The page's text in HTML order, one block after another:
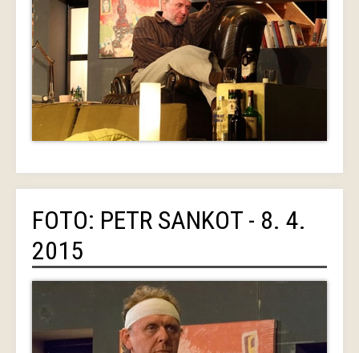
FOTO: PETR SANKOT - 8. 4.
2015